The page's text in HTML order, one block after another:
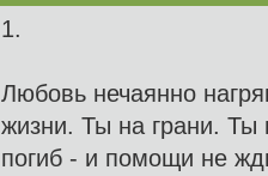
1.
Любовь нечаянно
жизни. Ты на грани. Ты
погиб - и помощи не